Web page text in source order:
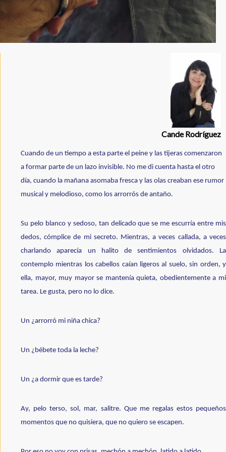
Cande Rodríguez
Cuando de un tiempo a esta parte el peine y las tijeras comenzaron
a formar parte de un lazo invisible. No me di cuenta hasta el otro
día, cuando la mañana asomaba fresca y las olas creaban ese rumor
musical y melodioso, como los arrorrós de antaño.
Su pelo blanco y sedoso, tan delicado que se me escurría entre mis
dedos, cómplice de mi secreto. Mientras, a veces callada, a veces
charlando aparecía un halito de sentimientos olvidados. La
contemplo mientras los cabellos caían ligeros al suelo, sin orden, y
ella, mayor, muy mayor se mantenía quieta, obedientemente a mi
tarea. Le gusta, pero no lo dice.
Un ¿arrorró mi niña chica?
Un ¿bébete toda la leche?
Un ¿a dormir que es tarde?
Ay, pelo terso, sol, mar, salitre. Que me regalas estos pequeños
momentos que no quisiera, que no quiero se escapen.